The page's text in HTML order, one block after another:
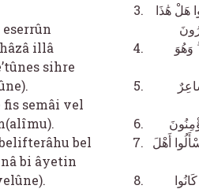
illâ
sihre
fis semâi vel
bel
bi âyetin
هَلْ هَٰذَا
وَهُوَ
أَهْلَ